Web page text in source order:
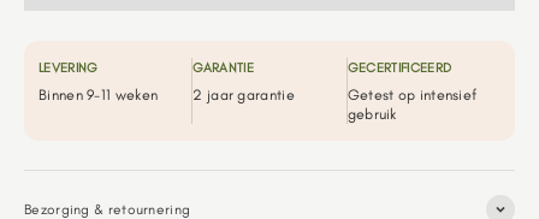
LEVERING
Binnen 9-11 weken
GARANTIE
2 jaar garantie
GECERTIFICEERD
Getest op intensief
gebruik
Bezorging & retournering